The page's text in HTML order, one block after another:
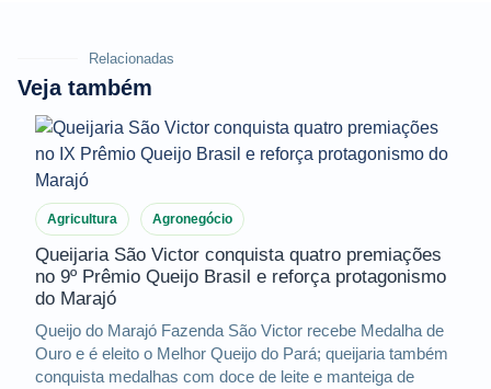
Relacionadas
Veja também
Agricultura Agronegócio
Queijaria São Victor conquista quatro premiações
no 9º Prêmio Queijo Brasil e reforça protagonismo
do Marajó
Queijo do Marajó Fazenda São Victor recebe Medalha de
Ouro e é eleito o Melhor Queijo do Pará; queijaria também
conquista medalhas com doce de leite e manteiga de